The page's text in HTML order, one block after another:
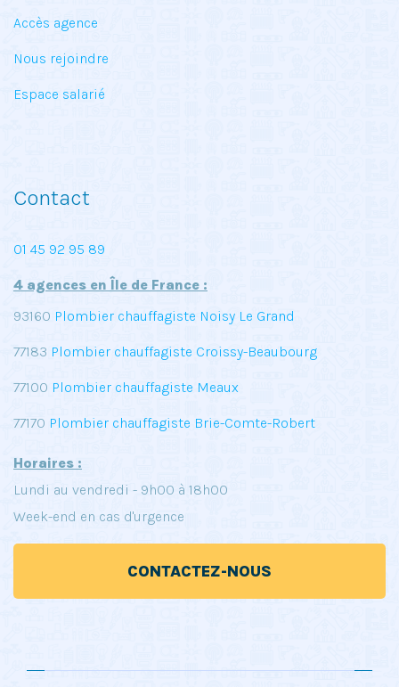
Accès agence
Nous rejoindre
Espace salarié
Contact
01 45 92 95 89
4 agences en Île de France :
93160 Plombier chauffagiste Noisy Le Grand
77183 Plombier chauffagiste Croissy-Beaubourg
77100 Plombier chauffagiste Meaux
77170 Plombier chauffagiste Brie-Comte-Robert
Horaires :
Lundi au vendredi - 9h00 à 18h00
Week-end en cas d'urgence
CONTACTEZ-NOUS